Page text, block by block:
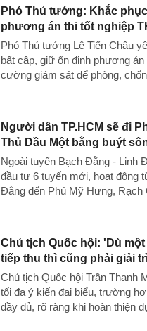
Phó Thủ tướng: Khắc
phương án thi tốt nghiệp
Phó Thủ tướng Lê Tiến Châu
bất cập, giữ ổn định phương
cường giám sát để phòng,
Người dân TP.HCM sẽ đi
Thủ Dầu Một bằng buýt
Ngoài tuyến Bạch Đằng - Linh
đầu tư 6 tuyến mới, hoạt động
Đằng đến Phú Mỹ Hưng, Rạch
Chủ tịch Quốc hội: 'Dù
tiếp thu thì cũng phải giải
Chủ tịch Quốc hội Trần Thanh
tối đa ý kiến đại biểu, trường
đầy đủ, rõ ràng khi hoàn thiện